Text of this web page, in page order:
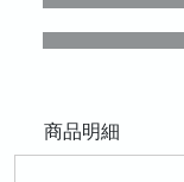
商品明細